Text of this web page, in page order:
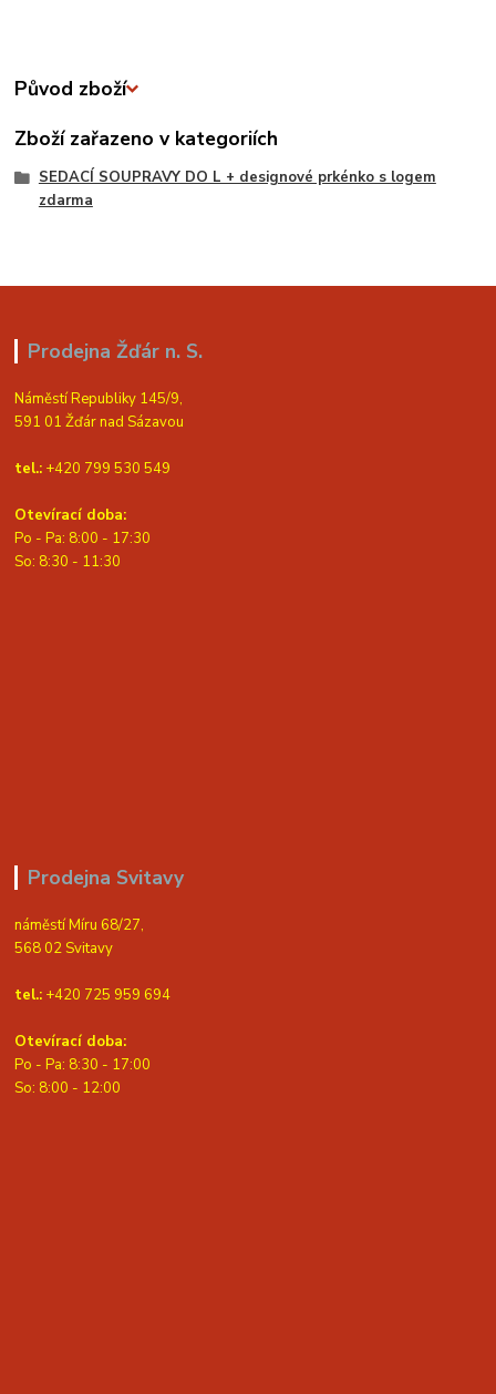
Původ zboží
Zboží zařazeno v kategoriích
SEDACÍ SOUPRAVY DO L + designové prkénko s logem
zdarma
Prodejna Žďár n. S.
Náměstí Republiky 145/9,
591 01 Žďár nad Sázavou
tel.: +420 799 530 549
Otevírací doba:
Po - Pa: 8:00 - 17:30
So: 8:30 - 11:30
Prodejna Svitavy
náměstí Míru 68/27,
568 02 Svitavy
tel.: +420 725 959 694
Otevírací doba:
Po - Pa: 8:30 - 17:00
So: 8:00 - 12:00